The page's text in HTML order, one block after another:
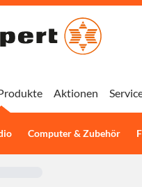
Computer & Zubehör
Aktionen